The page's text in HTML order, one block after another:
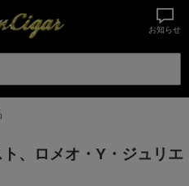
お知らせ
、ロメオ・Y・ジュリエ